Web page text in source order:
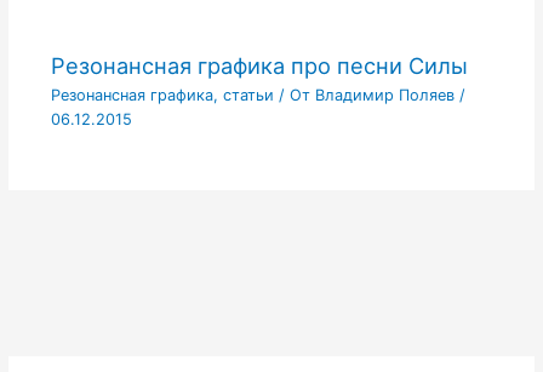
Резонансная графика про песни Силы
Резонансная графика, статьи / От Владимир Поляев /
06.12.2015